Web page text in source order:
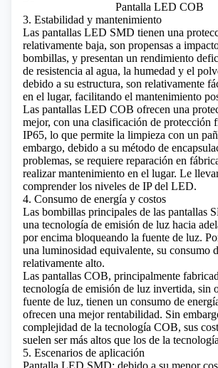
Pantalla LED COB
3. Estabilidad y mantenimiento
Las pantallas LED SMD tienen una
relativamente baja, son propensas a
bombillas, y presentan un rendimiento
de resistencia al agua, la humedad y el
debido a su estructura, son relativamente
en el lugar, facilitando el mantenimiento
Las pantallas LED COB ofrecen una
mejor, con una clasificación de protección
IP65, lo que permite la limpieza con un
embargo, debido a su método de
problemas, se requiere reparación en
realizar mantenimiento en el lugar. Le
comprender los niveles de IP del LED.
4. Consumo de energía y costos
Las bombillas principales de las pantallas
una tecnología de emisión de luz hacia
por encima bloqueando la fuente de luz.
una luminosidad equivalente, su consumo
relativamente alto.
Las pantallas COB, principalmente
tecnología de emisión de luz invertida, sin
fuente de luz, tienen un consumo de
ofrecen una mejor rentabilidad. Sin
complejidad de la tecnología COB, sus
suelen ser más altos que los de la
5. Escenarios de aplicación
Pantalla LED SMD: debido a su menor